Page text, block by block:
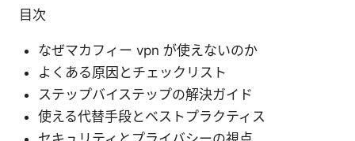
目次
なぜマカフィー vpn が使えないのか
よくある原因とチェックリスト
ステップバイステップの解決ガイド
使える代替手段とベストプラクティス